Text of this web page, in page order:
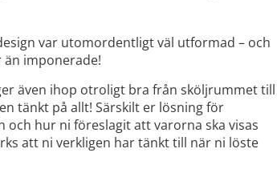
var utomordentligt väl utformad – och
än imponerade!
även ihop otroligt bra från sköljrummet till
tänkt på allt! Särskilt er lösning för
och hur ni föreslagit att varorna ska visas
att ni verkligen har tänkt till när ni löste